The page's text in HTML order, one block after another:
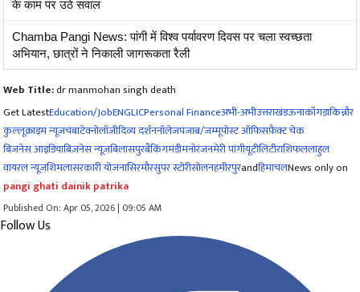
के काम पर उठे सवाल
Chamba Pangi News: पांगी में विश्व पर्यावरण दिवस पर चला स्वच्छता
अभियान, छात्रों ने निकाली जागरूकता रैली
Web Title:dr manmohan singh death
Get LatestEducation/JobENGLICPersonal Financeअभी-अभीउत्तराखंडऊनाकाँगड़ाकिन्नौर
कुल्लूक्राइम न्यूजचंबाटेक्नोलॉजीदिव्य दर्शननॉलेजपंजाब/जम्मूपोस्ट ऑफिसफ़ैक्ट चेक
बिजनेस आइडियाबिज़नेस न्यूज़बिलासपुरबैंकिंगमंडीमनोरंजनमेरी पांगीयूटीलिटीराशिफललाहुल
वायरल न्यूज़शिमलासरकारी योजनासिरमौरसुपर स्टोरीसोलनहमीरपुरandहिमाचलNews only on
pangi ghati dainik patrika
Published On: Apr 05, 2026 | 09:05 AM
Follow Us